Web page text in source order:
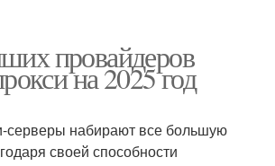
провайдеров
на 2025 год
серверы набирают все большую
своей способности